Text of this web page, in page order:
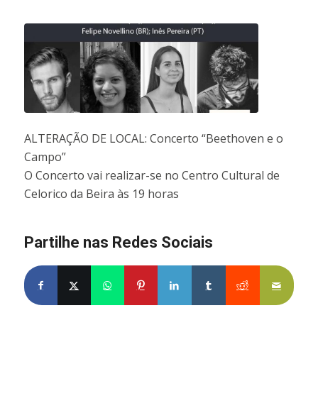
ALTERAÇÃO DE LOCAL: Concerto “Beethoven e o
Campo”
O Concerto vai realizar-se no Centro Cultural de
Celorico da Beira às 19 horas
Partilhe nas Redes Sociais
Partilhe no Facebook
Partilhe no X
Share on WhatsApp
Partilhe no Pinterest
Partilhe no LinkedIn
Partilhe no Tumblr
Partilhe no